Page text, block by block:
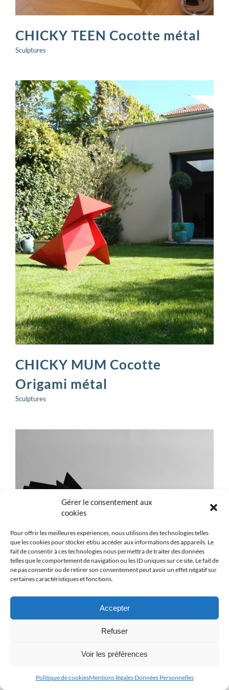
Gérer le consentement aux
cookies
Pour offrir les meilleures expériences, nous utilisons des technologies telles
que les cookies pour stocker et/ou accéder aux informations des appareils. Le
fait de consentir à ces technologies nous permettra de traiter des données
telles que le comportement de navigation ou les ID uniques sur ce site. Le fait de
ne pas consentir ou de retirer son consentement peut avoir un effet négatif sur
certaines caractéristiques et fonctions.
Accepter
Refuser
Voir les préférences
Politique de cookiesMentions légales Données Personnelles
CHICKY TEEN Cocotte métal
Sculptures
CHICKY MUM Cocotte
Origami métal
Sculptures